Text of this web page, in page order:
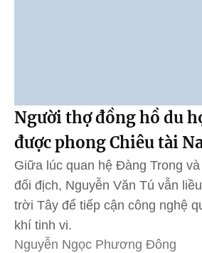
Người thợ đồng hồ du
được phong Chiêu tài
Giữa lúc quan hệ Đàng Trong
đối địch, Nguyễn Văn Tú vẫn
trời Tây để tiếp cận công nghệ
khí tinh vi.
Nguyễn Ngọc Phương Đông